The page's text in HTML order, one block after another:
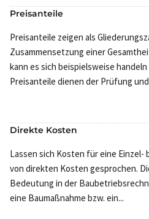
Preisanteile
Preisanteile zeigen als
Zusammensetzung einer
kann es sich beispielsweise
Preisanteile dienen der Prüfung
Direkte Kosten
Lassen sich Kosten für eine
von direkten Kosten gesprochen.
Bedeutung in der
eine Baumaßnahme bzw. ein...